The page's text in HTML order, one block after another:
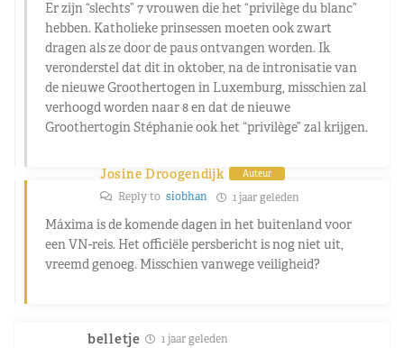
Er zijn “slechts” 7 vrouwen die het “privilège du blanc”
hebben. Katholieke prinsessen moeten ook zwart
dragen als ze door de paus ontvangen worden. Ik
veronderstel dat dit in oktober, na de intronisatie van
de nieuwe Groothertogen in Luxemburg, misschien zal
verhoogd worden naar 8 en dat de nieuwe
Groothertogin Stéphanie ook het “privilège” zal krijgen.
Josine Droogendijk Auteur
Reply to siobhan 1 jaar geleden
Máxima is de komende dagen in het buitenland voor
een VN-reis. Het officiële persbericht is nog niet uit,
vreemd genoeg. Misschien vanwege veiligheid?
belletje 1 jaar geleden